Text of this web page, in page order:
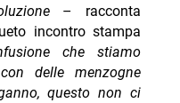
– racconta
incontro stampa
che stiamo
delle menzogne
questo non ci